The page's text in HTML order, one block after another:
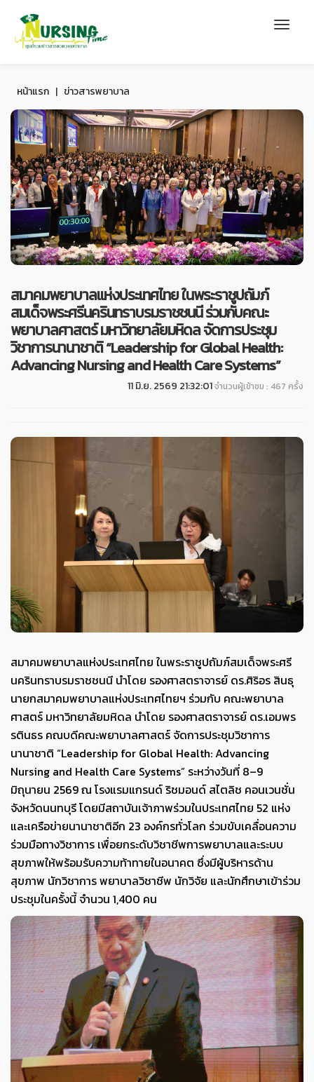
หน้าแรก | ข่าวสารพยาบาล
สมาคมพยาบาลแห่งประเทศไทย ในพระราชูปถัมภ์
สมเด็จพระศรีนครินทราบรมราชชนนี ร่วมกับคณะ
พยาบาลศาสตร์ มหาวิทยาลัยมหิดล จัดการประชุม
วิชาการนานาชาติ “Leadership for Global Health:
Advancing Nursing and Health Care Systems”
11 มิ.ย. 2569 21:32:01จำนวนผู้เข้าชม : 467 ครั้ง
สมาคมพยาบาลแห่งประเทศไทย ในพระราชูปถัมภ์สมเด็จพระศรี
นครินทราบรมราชชนนี นำโดย รองศาสตราจารย์ ดร.ศิริอร สินธุ
นายกสมาคมพยาบาลแห่งประเทศไทยฯ ร่วมกับ คณะพยาบาล
ศาสตร์ มหาวิทยาลัยมหิดล นำโดย รองศาสตราจารย์ ดร.เอมพร
รตินธร คณบดีคณะพยาบาลศาสตร์ จัดการประชุมวิชาการ
นานาชาติ “Leadership for Global Health: Advancing
Nursing and Health Care Systems” ระหว่างวันที่ 8–9
มิถุนายน 2569 ณ โรงแรมแกรนด์ ริชมอนด์ สไตลิช คอนเวนชั่น
จังหวัดนนทบุรี โดยมีสถาบันเจ้าภาพร่วมในประเทศไทย 52 แห่ง
และเครือข่ายนานาชาติอีก 23 องค์กรทั่วโลก ร่วมขับเคลื่อนความ
ร่วมมือทางวิชาการ เพื่อยกระดับวิชาชีพการพยาบาลและระบบ
สุขภาพให้พร้อมรับความท้าทายในอนาคต ซึ่งมีผู้บริหารด้าน
สุขภาพ นักวิชาการ พยาบาลวิชาชีพ นักวิจัย และนักศึกษาเข้าร่วม
ประชุมในครั้งนี้ จำนวน 1,400 คน